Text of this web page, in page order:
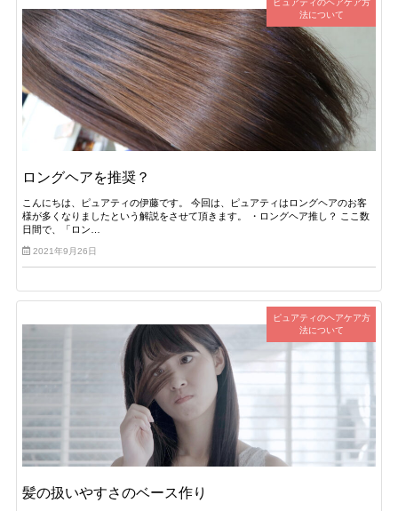
ピュアティのヘアケア方
法について
ロングヘアを推奨？
こんにちは、ピュアティの伊藤です。 今回は、ピュアティはロングヘアのお客
様が多くなりましたという解説をさせて頂きます。 ・ロングヘア推し？ ここ数
日間で、「ロン…
2021年9月26日
ピュアティのヘアケア方
法について
髪の扱いやすさのベース作り